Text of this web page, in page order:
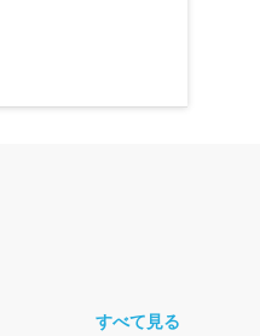
すべて見る